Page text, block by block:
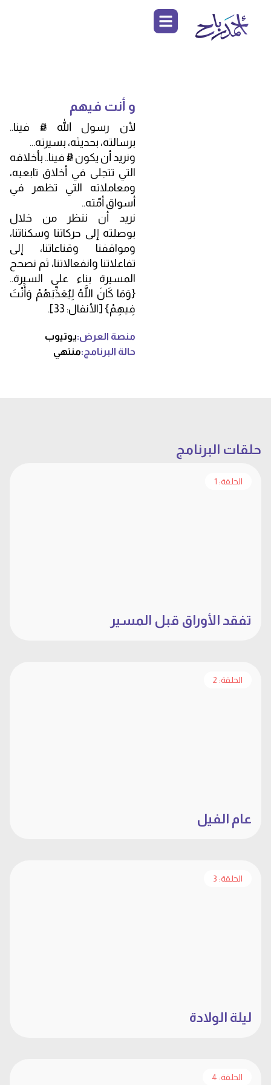
و أنت فيهم
لأن رسول الله ﷺ فينا..
برسالته، بحديثه، بسيرته…
ونريد أن يكون ﷺ فينا.. بأخلاقه
التي تتجلى في أخلاق تابعيه،
ومعاملاته التي تظهر في
أسواق أمّته..
نريد أن ننظر من خلال
بوصلته إلى حركاتنا وسكناتنا،
ومواقفنا وقناعاتنا، إلى
تفاعلاتنا وانفعالاتنا، ثم نصحح
المسيرة بناء على السيرة..
{وَمَا كَانَ اللَّهُ لِيُعَذِّبَهُمْ وَأَنْتَ
فِيهِمْ} [الأنفال: 33].
منصة العرض:يوتيوب
حالة البرنامج:منتهي
حلقات البرنامج
الحلقة: 1
تفقد الأوراق قبل المسير
الحلقة: 2
عام الفيل
الحلقة: 3
ليلة الولادة
الحلقة: 4